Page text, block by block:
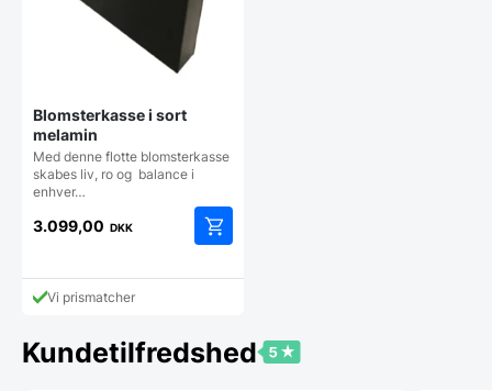
Blomsterkasse i sort
melamin
Med denne flotte blomsterkasse
skabes liv, ro og balance i
enhver…
3.099,00 DKK
Vi prismatcher
Kundetilfredshed